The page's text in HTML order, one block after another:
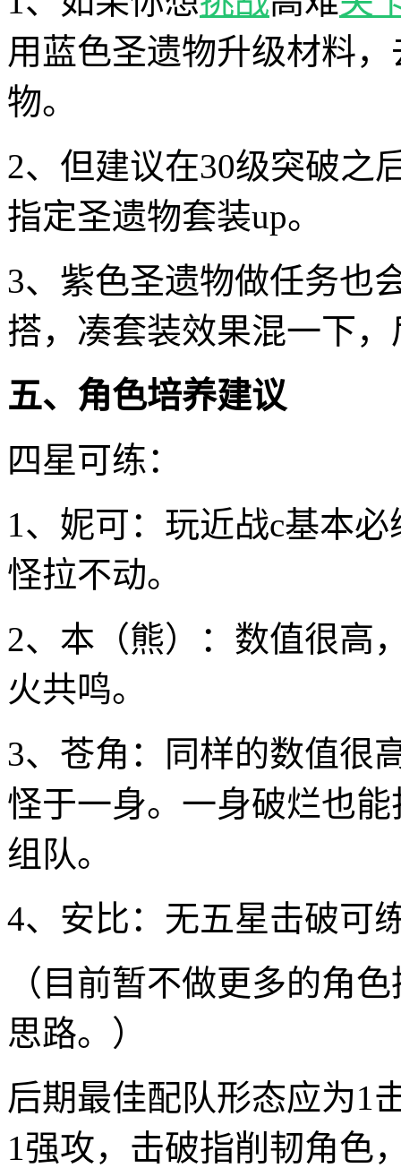
用蓝色圣遗物升级材料
物。
2、但建议在30级突破之
指定圣遗物套装up。
3、紫色圣遗物做任务也
搭，凑套装效果混一下
五、角色培养建议
四星可练：
1、妮可：玩近战c基本
怪拉不动。
2、本（熊）：数值很高
火共鸣。
3、苍角：同样的数值很
怪于一身。一身破烂也
组队。
4、安比：无五星击破可
（目前暂不做更多的角
思路。）
后期最佳配队形态应为1
1强攻，击破指削韧角色